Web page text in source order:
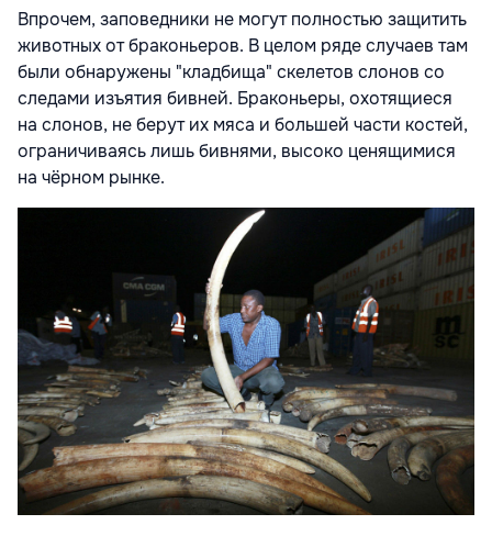
Впрочем, заповедники не могут полностью защитить
животных от браконьеров. В целом ряде случаев там
были обнаружены "кладбища" скелетов слонов со
следами изъятия бивней. Браконьеры, охотящиеся
на слонов, не берут их мяса и большей части костей,
ограничиваясь лишь бивнями, высоко ценящимися
на чёрном рынке.